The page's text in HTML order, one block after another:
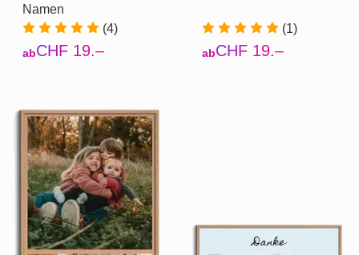
Namen
(4)
abCHF 19.–
(1)
abCHF 19.–